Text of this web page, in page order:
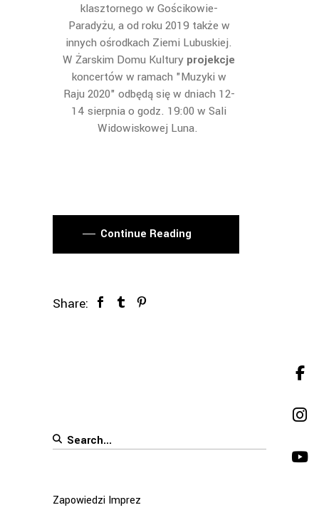
klasztornego w Gościkowie-
Paradyżu, a od roku 2019 także w
innych ośrodkach Ziemi Lubuskiej.
W Żarskim Domu Kultury projekcje
koncertów w ramach "Muzyki w
Raju 2020" odbędą się w dniach 12-
14 sierpnia o godz. 19:00 w Sali
Widowiskowej Luna.
Continue Reading
Share:
Search
Zapowiedzi Imprez